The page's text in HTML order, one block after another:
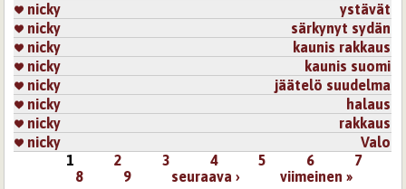
nicky
ystävät
nicky
särkynyt sydän
nicky
kaunis rakkaus
nicky
kaunis suomi
nicky
jäätelö suudelma
nicky
halaus
nicky
rakkaus
nicky
Valo
1 2 3 4 5 6
7
8
9 seuraava › viimeinen »